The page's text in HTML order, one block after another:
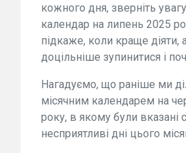
кожного дня, зверніть
календар на липень 2025
підкаже, коли краще діяти,
доцільніше зупинитися і
Нагадуємо, що раніше ми
місячним календарем на
року, в якому були вказані
несприятливі дні цього